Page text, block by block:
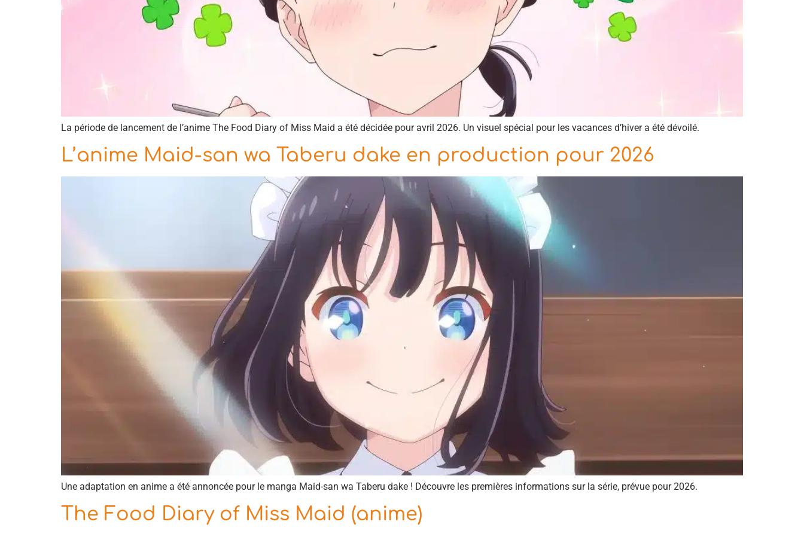
La période de lancement de l’anime The Food Diary of Miss Maid a été décidée pour avril 2026. Un visuel spécial pour les vacances d’hiver a été dévoilé.
L’anime Maid-san wa Taberu dake en production pour 2026
Une adaptation en anime a été annoncée pour le manga Maid-san wa Taberu dake ! Découvre les premières informations sur la série, prévue pour 2026.
The Food Diary of Miss Maid (anime)